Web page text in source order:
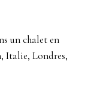
un chalet en
Italie, Londres,